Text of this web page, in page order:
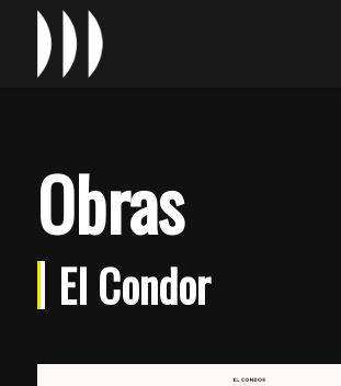
Obras
El Condor